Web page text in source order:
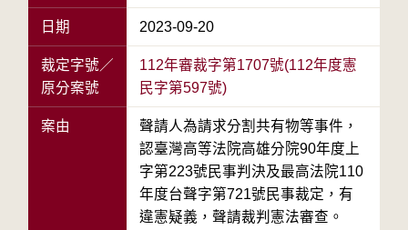
日期 2023-09-20
裁定字號／
原分案號
112年審裁字第1707號(112年度憲
民字第597號)
案由
聲請人為請求分割共有物等事件，
認臺灣高等法院高雄分院90年度上
字第223號民事判決及最高法院110
年度台聲字第721號民事裁定，有
違憲疑義，聲請裁判憲法審查。